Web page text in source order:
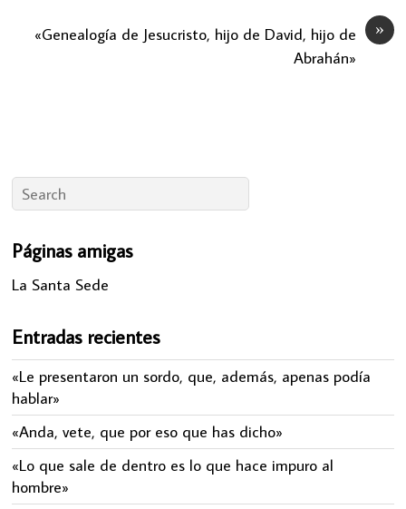
»
«Genealogía de Jesucristo, hijo de David, hijo de
Abrahán»
Páginas amigas
La Santa Sede
Entradas recientes
«Le presentaron un sordo, que, además, apenas podía
hablar»
«Anda, vete, que por eso que has dicho»
«Lo que sale de dentro es lo que hace impuro al
hombre»